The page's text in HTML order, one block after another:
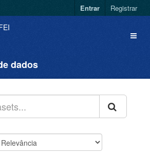
Entrar Registrar
dados